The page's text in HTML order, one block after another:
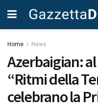
Home News
Azerbaigian:
“Ritmi della
celebrano la